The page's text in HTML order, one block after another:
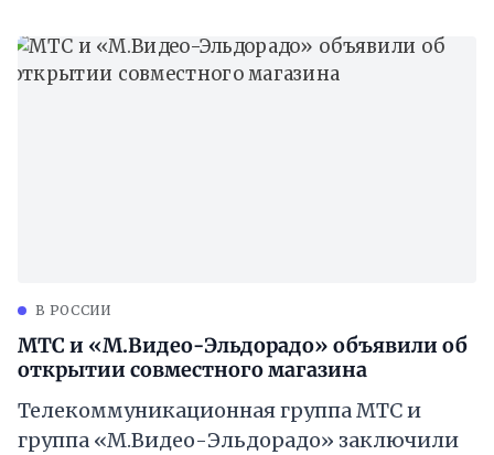
шумоподавления и другими
значительными функциями. Сообщалось,
В РОССИИ
МТС и «М.Видео-Эльдорадо» объявили об
открытии совместного магазина
Телекоммуникационная группа МТС и
группа «М.Видео-Эльдорадо» заключили